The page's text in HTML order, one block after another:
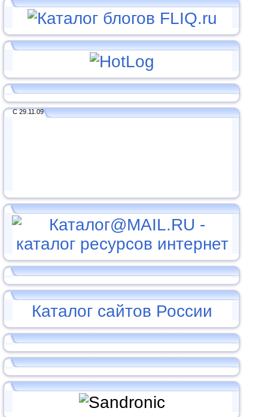
С 29.11.09
Каталог сайтов России